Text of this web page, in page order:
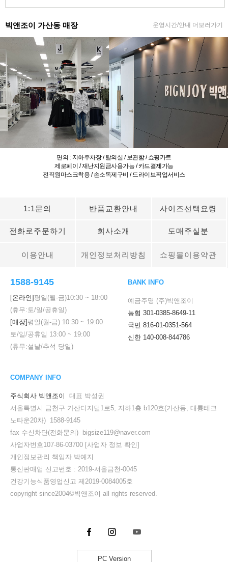
빅앤조이 가산동 매장 운영시간/안내 더보러가기
편의 : 지하주차장 / 탈의실 / 보관함 / 쇼핑카트
제로페이 / 재난지원금사용가능 / 카드결제가능
전직원마스크착용 / 손소독제구비 / 드라이브픽업서비스
1:1문의 반품교환안내 사이즈선택요령
전화로주문하기 회사소개 도매주실분
이용안내 개인정보처리방침 쇼핑몰이용약관
1588-9145
[온라인]평일(월-금)10:30 ~ 18:00
(휴무:토/일/공휴일)
[매장]평일(월-금) 10:30 ~ 19:00
토/일/공휴일 13:00 ~ 19:00
(휴무:설날/추석 당일)
BANK INFO
예금주명 (주)빅앤조이
농협 301-0385-8649-11
국민 816-01-0351-564
신한 140-008-844786
COMPANY INFO
주식회사 빅앤조이
대표 박성권
서울특별시 금천구 가산디지털1로5, 지하1층 b120호(가산동, 대륭테크
노타운20차) 1588-9145
fax 수신차단(전화문의) bigsize119@naver.com
사업자번호107-86-03700 [사업자 정보 확인]
개인정보관리 책임자 박예지
통신판매업 신고번호 : 2019-서울금천-0045
건강기능식품영업신고 제2019-0084005호
copyright since2004©빅앤조이 all rights reserved.
PC Version